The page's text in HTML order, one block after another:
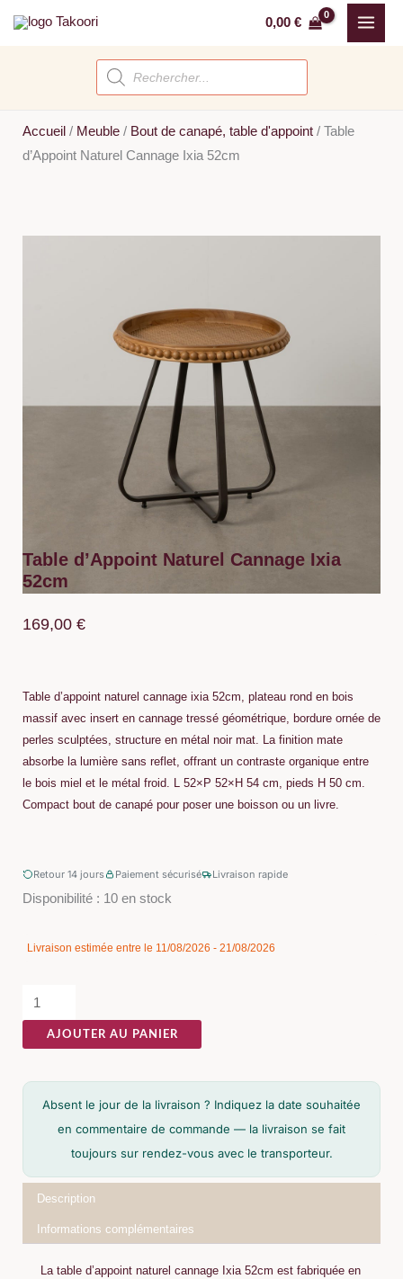
0,00 €
Recherche
de
produits
Accueil / Meuble / Bout de canapé, table d'appoint / Table
d’Appoint Naturel Cannage Ixia 52cm
Table d’Appoint Naturel Cannage Ixia
52cm
169,00 €
Table d’appoint naturel cannage ixia 52cm, plateau rond en bois
massif avec insert en cannage tressé géométrique, bordure ornée de
perles sculptées, structure en métal noir mat. La finition mate
absorbe la lumière sans reflet, offrant un contraste organique entre
le bois miel et le métal froid. L 52×P 52×H 54 cm, pieds H 50 cm.
Compact bout de canapé pour poser une boisson ou un livre.
Retour 14 jours Paiement sécurisé Livraison rapide
Disponibilité : 10 en stock
Livraison estimée entre le 11/08/2026 - 21/08/2026
quantité
Table
Naturel
Cannage
AJOUTER AU PANIER
Absent le jour de la livraison ? Indiquez la date souhaitée
en commentaire de commande — la livraison se fait
toujours sur rendez-vous avec le transporteur.
Description
Informations complémentaires
La table d’appoint naturel cannage Ixia 52cm est fabriquée en